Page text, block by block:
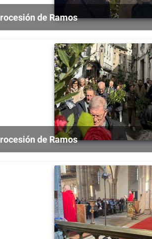
Procesión de Ramos
Procesión de Ramos